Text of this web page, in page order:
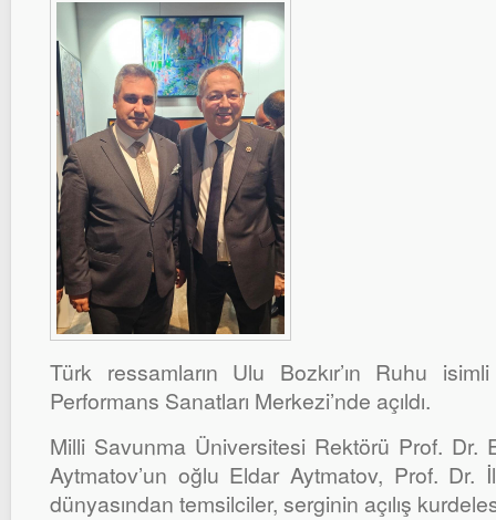
Türk ressamların Ulu Bozkır’ın Ruhu
Performans Sanatları Merkezi’nde açıldı.
Milli Savunma Üniversitesi Rektörü Prof. Dr.
Aytmatov’un oğlu Eldar Aytmatov, Prof. Dr.
dünyasından temsilciler, serginin açılış